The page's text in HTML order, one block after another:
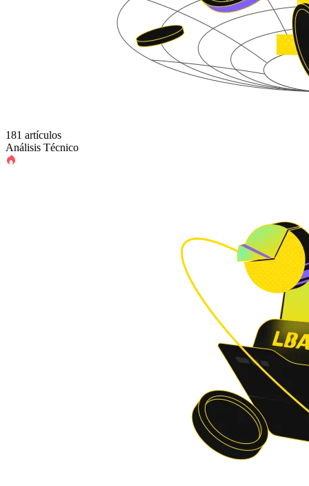
181 artículos
Análisis Técnico